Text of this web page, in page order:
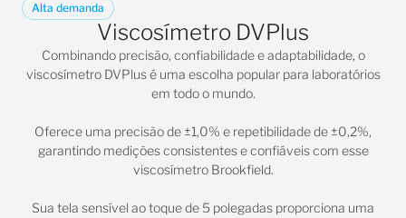
Alta demanda
Viscosímetro DVPlus
Combinando precisão, confiabilidade e adaptabilidade, o
viscosímetro DVPlusé uma escolha popular para laboratórios
em todo o mundo.
Oferece uma precisão de ±1,0% e repetibilidade de ±0,2%,
garantindo medições consistentes e confiáveis com esse
viscosímetro Brookfield.
Sua tela sensível ao toque de 5 polegadas proporciona uma